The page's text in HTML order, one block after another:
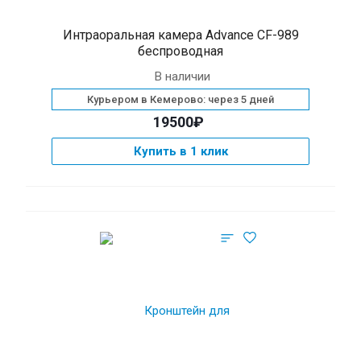
Интраоральная камера Advance CF-989
беспроводная
В наличии
Курьером в Кемерово: через 5 дней
19500₽
Купить в 1 клик